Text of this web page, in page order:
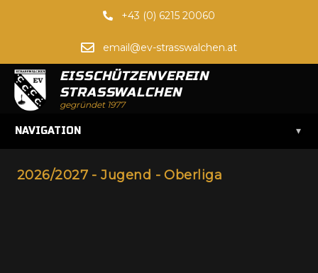
+43 (0) 6215 20060
email@ev-strasswalchen.at
EISSCHÜTZENVEREIN
STRASSWALCHEN
gegründet 1977
NAVIGATION ▾
2026/2027 - Jugend - Oberliga